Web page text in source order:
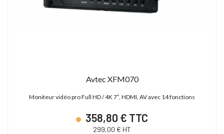
Avtec XFM070
Moniteur vidéo pro Full HD / 4K 7″, HDMI, AV avec 14 fonctions
358,80 € TTC
299,00 € HT